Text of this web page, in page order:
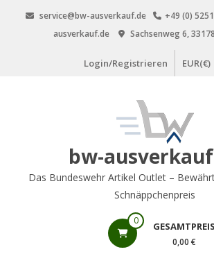
service@bw-ausverkauf.de +49 (0)
ausverkauf.de
Sachsenweg 6,
Login/Registrieren EUR(€)
bw-
Das Bundeswehr Artikel Outlet –
Schnäppchenpreis
0 GESAMTPREIS
0,00 €